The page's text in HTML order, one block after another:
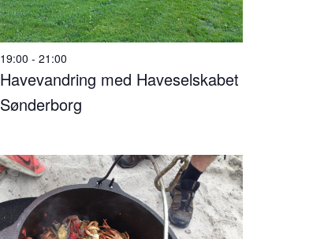
Havevandring med Haveselskabet
Sønderborg
19:00 - 21:00